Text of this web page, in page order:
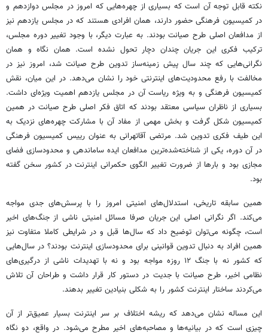
نکته قابل توجه آن است که بسیاری از چهره‌هایی که امروز در مجلس دوازدهم و
در کمیسیون فرهنگی حضور دارند، همان افرادی هستند که در مجلس یازدهم نیز
از مدافعان اصلی طرح صیانت بودند. به عبارت دیگر، با وجود تغییر دوره مجلس،
ترکیب فکری این جریان چندان دچار تحول نشده است. همان نگاه و همان
نگرانی‌هایی که چند سال پیش زمینه‌ساز تدوین طرح صیانت شد، امروز نیز در
مخالفت با رفع محدودیت‌های اینترنتی خود را نشان می‌دهد. در این میان، نقش
کمیسیون فرهنگی و به ویژه ریاست آن در مجلس یازدهم اهمیت ویژه‌ای داشت.
بسیاری از ناظران سیاسی معتقد بودند که اتاق فکر اصلی طرح صیانت در همین
کمیسیون شکل گرفت و بخش مهمی از مفاد آن با مشارکت چهره‌های نزدیک به
این طیف فکری تدوین شد. مرتضی آقاتهرانی به عنوان رییس کمیسیون فرهنگی
در آن دوره، یکی از شناخته‌شده‌ترین مدافعان ایده ساماندهی و محدودسازی فضای
مجازی بود و بارها از ضرورت تغییر الگوی حکمرانی اینترنت در کشور سخن گفته
بود.
همین سابقه تاریخی، استدلال‌های امنیتی امروز را با پرسش‌های جدی مواجه
می‌کند. اگر نگرانی اصلی این جریان صرفا مسائل امنیتی ناشی از جنگ‌های اخیر
است، چگونه می‌توان توضیح داد که سال‌ها قبل و در شرایطی کاملا متفاوت نیز
همین افراد به دنبال تدوین قوانینی برای محدودسازی اینترنت بودند؟ در سال‌هایی
که کشور نه با جنگ ۱۲ روزه مواجه بود و نه با تهدیدات ناشی از درگیری‌های
نظامی اخیر، طرح صیانت با جدیت در دستور کار قرار داشت و طراحان آن تلاش
می‌کردند ساختار اینترنت کشور را به شکلی بنیادین تغییر بدهند.
این مساله نشان می‌دهد که ریشه اختلاف بر سر اینترنت بسیار عمیق‌تر از آن
چیزی است که در بیانیه‌ها و مصاحبه‌های اخیر مطرح می‌شود. در واقع، دو نگاه